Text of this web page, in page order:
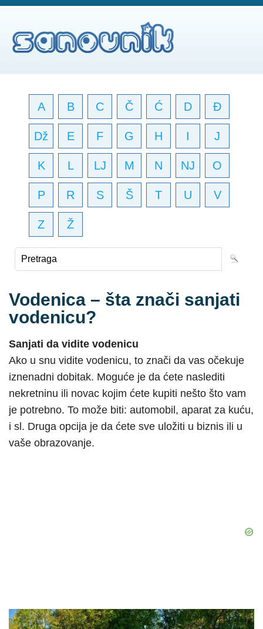
A B C Č Ć D Đ
Dž E F G H I J
K L LJ M N NJ O
P R S Š T U V
Z Ž
Vodenica – šta znači sanjati
vodenicu?
Sanjati da vidite vodenicu
Ako u snu vidite vodenicu, to znači da vas očekuje
iznenadni dobitak. Moguće je da ćete naslediti
nekretninu ili novac kojim ćete kupiti nešto što vam
je potrebno. To može biti: automobil, aparat za kuću,
i sl. Druga opcija je da ćete sve uložiti u biznis ili u
vaše obrazovanje.